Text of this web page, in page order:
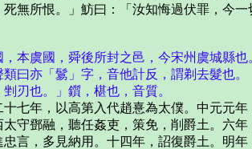
無所恨。」魴曰：「汝知悔過伏罪，今
虞國，舜後所封之邑，今宋州虞城縣也
亦「鬄」字，音他計反，謂剃去髮也。
也。」鑕，椹也，音質。
年，以高第入代趙憙為太僕。中元元年
守鄧融，聽任姦吏，策免，削爵土。六
，多見納用。十四年，詔復爵土。明年